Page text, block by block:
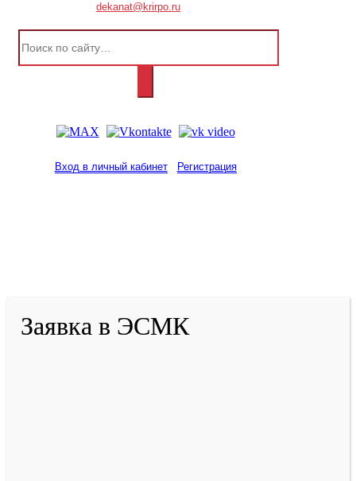
dekanat@krirpo.ru
Вход в личный кабинет Регистрация
Заявка в ЭСМК